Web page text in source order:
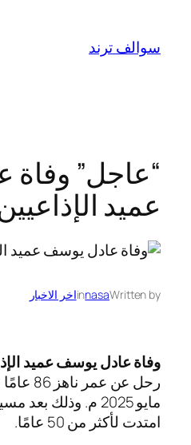
المحتوى
سوالف ترند
“عاجل”
عميد
Written by
nasa
inاخر الاخبار
وفاة عادل يوسف عميد
مايو 2025 م. وذلك
امتدت لأكثر من 50 عامًا.